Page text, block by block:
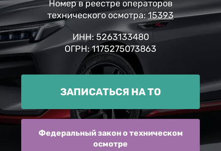
Номер в реестре операторов
технического осмотра:15393
ИНН: 5263133480
ОГРН: 1175275073863
ЗАПИСАТЬСЯ НА ТО
Федеральный закон о техническом
осмотре